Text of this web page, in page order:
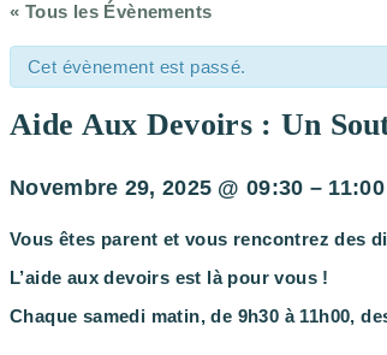
« Tous les Évènements
Cet évènement est passé.
Aide Aux Devoirs : Un
Novembre 29, 2025 @09:30 – 11:00
Vous êtes parent et vous rencontrez des
L’aide aux devoirs est là pour vous !
Chaque samedi matin, de 9h30 à 11h00,